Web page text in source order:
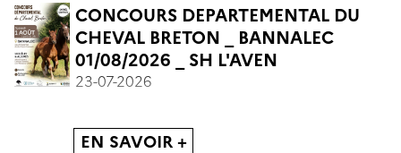
CONCOURS DEPARTEMENTAL DU
CHEVAL BRETON _ BANNALEC
01/08/2026 _ SH L'AVEN
23-07-2026
EN SAVOIR +